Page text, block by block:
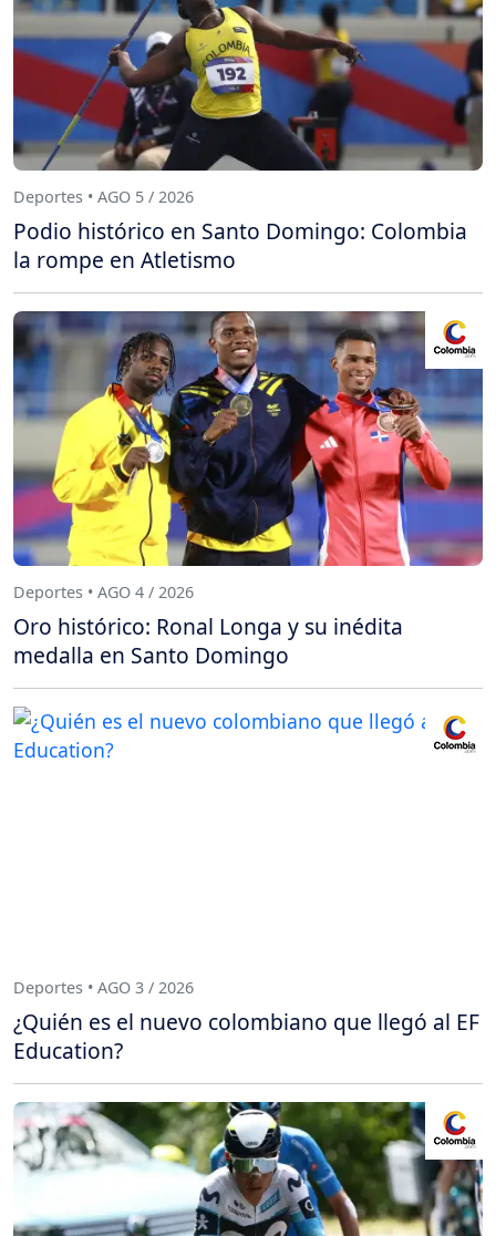
Deportes • AGO 5 / 2026
Podio histórico en Santo Domingo: Colombia
la rompe en Atletismo
Deportes • AGO 4 / 2026
Oro histórico: Ronal Longa y su inédita
medalla en Santo Domingo
Deportes • AGO 3 / 2026
¿Quién es el nuevo colombiano que llegó al EF
Education?